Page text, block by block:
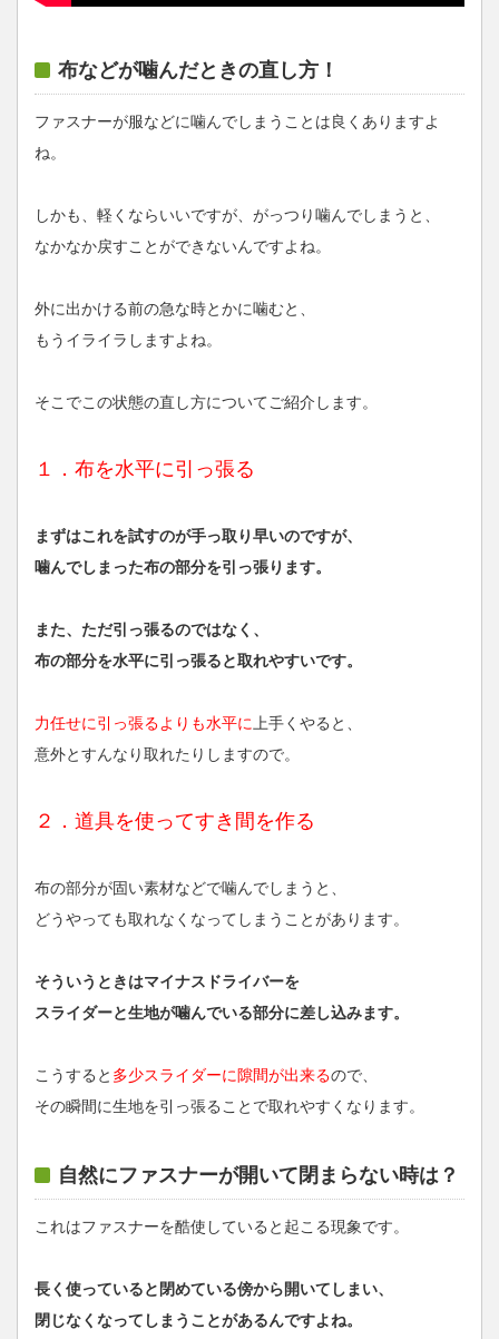
布などが噛んだときの直し方！
ファスナーが服などに噛んでしまうことは良くありますよ
ね。
しかも、軽くならいいですが、がっつり噛んでしまうと、
なかなか戻すことができないんですよね。
外に出かける前の急な時とかに噛むと、
もうイライラしますよね。
そこでこの状態の直し方についてご紹介します。
１．布を水平に引っ張る
まずはこれを試すのが手っ取り早いのですが、
噛んでしまった布の部分を引っ張ります。
また、ただ引っ張るのではなく、
布の部分を水平に引っ張ると取れやすいです。
力任せに引っ張るよりも水平に上手くやると、
意外とすんなり取れたりしますので。
２．道具を使ってすき間を作る
布の部分が固い素材などで噛んでしまうと、
どうやっても取れなくなってしまうことがあります。
そういうときはマイナスドライバーを
スライダーと生地が噛んでいる部分に差し込みます。
こうすると 多少スライダーに隙間が出来るので、
その瞬間に生地を引っ張ることで取れやすくなります。
自然にファスナーが開いて閉まらない時は？
これはファスナーを酷使していると起こる現象です。
長く使っていると閉めている傍から開いてしまい、
閉じなくなってしまうことがあるんですよね。